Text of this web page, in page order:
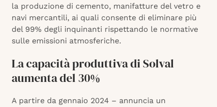
la produzione di cemento, manifatture del vetro e
navi mercantili, ai quali consente di eliminare più
del 99% degli inquinanti rispettando le normative
sulle emissioni atmosferiche.
La capacità produttiva di Solval
aumenta del 30%
A partire da gennaio 2024 – annuncia un